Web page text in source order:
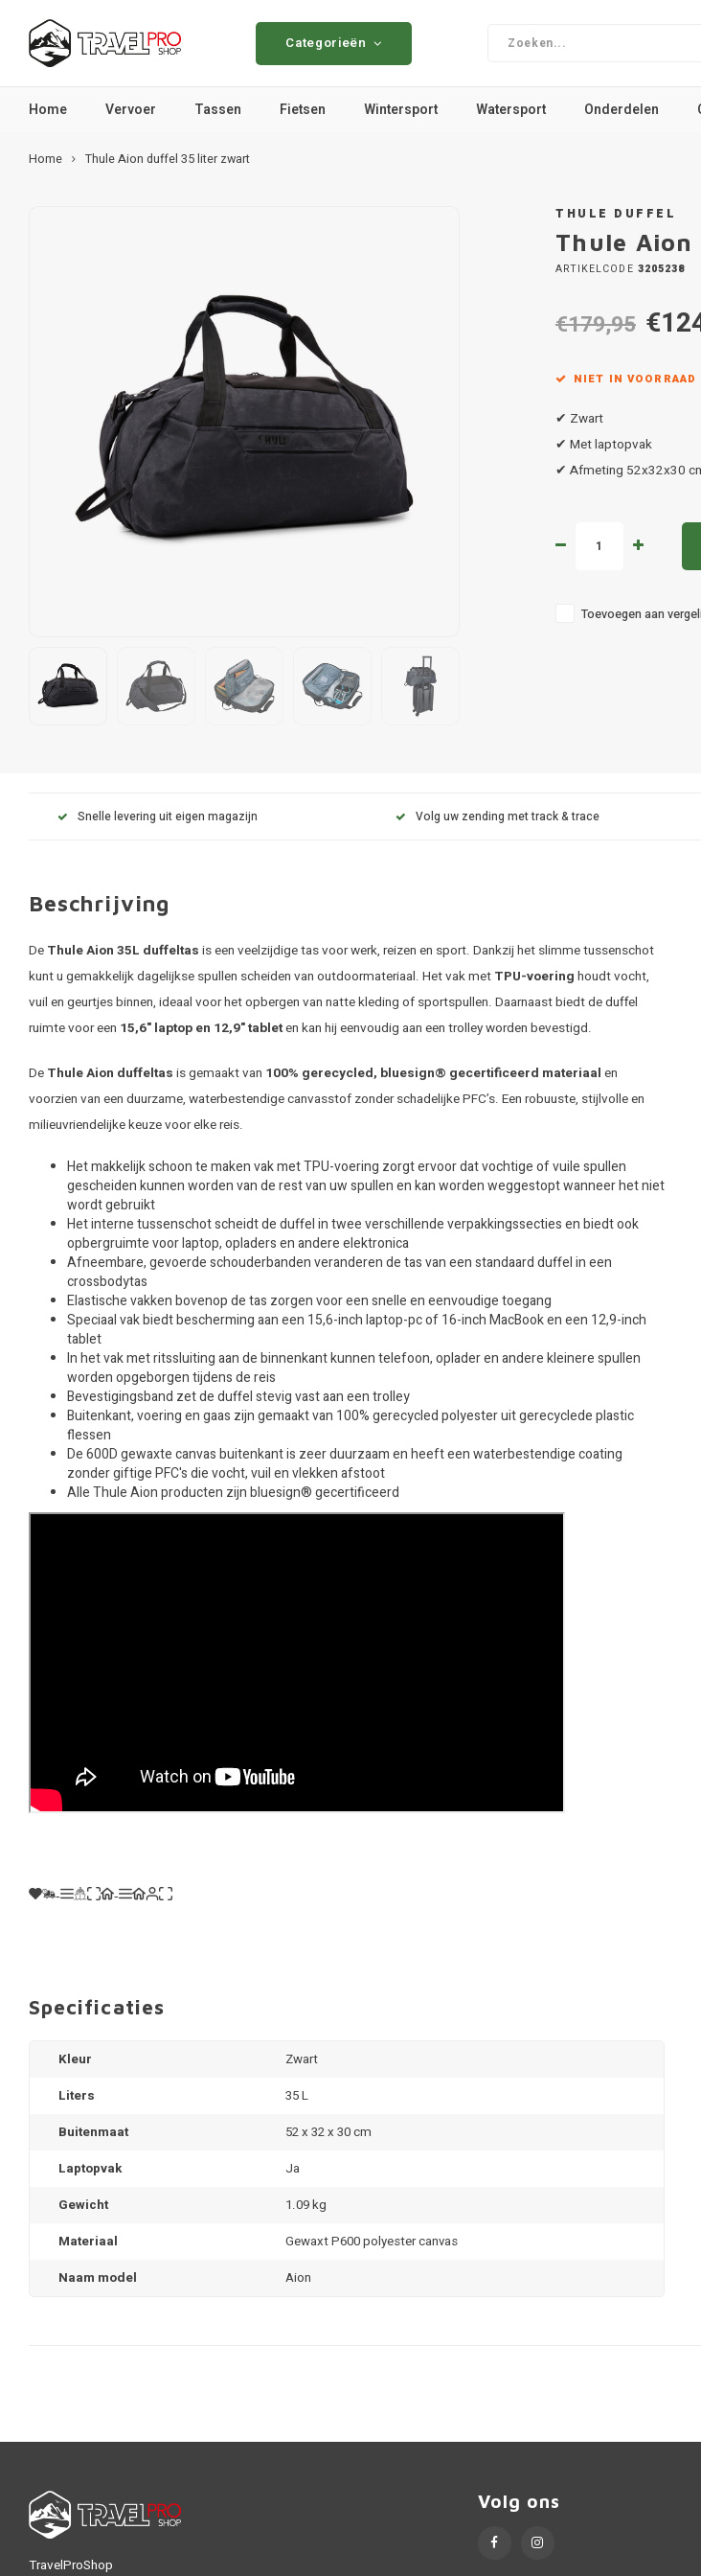
Categorieën
Home Vervoer Tassen Fietsen Wintersport Watersport Onderdelen
Home Thule Aion duffel 35 liter zwart
THULE DUFFEL
Thule
ARTIKELCODE 3205238
€179,95
NIET IN VOORRAAD
✔ Zwart
✔ Met laptopvak
✔ Afmeting 52x32x30
Toevoegen aan
Snelle levering uit eigen magazijn Volg uw zending met track & trace
Beschrijving
De Thule Aion 35L duffeltas is een veelzijdige tas voor werk, reizen en sport. Dankzij het slimme tussenschot
kunt u gemakkelijk dagelijkse spullen scheiden van outdoormateriaal. Het vak met TPU-voering houdt vocht,
vuil en geurtjes binnen, ideaal voor het opbergen van natte kleding of sportspullen. Daarnaast biedt de duffel
ruimte voor een 15,6" laptop en 12,9" tableten kan hij eenvoudig aan een trolley worden bevestigd.
De Thule Aion duffeltas is gemaakt van 100% gerecycled, bluesign® gecertificeerd materiaal en
voorzien van een duurzame, waterbestendige canvasstof zonder schadelijke PFC’s. Een robuuste, stijlvolle en
milieuvriendelijke keuze voor elke reis.
Het makkelijk schoon te maken vak met TPU-voering zorgt ervoor dat vochtige of vuile spullen
gescheiden kunnen worden van de rest van uw spullen en kan worden weggestopt wanneer het niet
wordt gebruikt
Het interne tussenschot scheidt de duffel in twee verschillende verpakkingssecties en biedt ook
opbergruimte voor laptop, opladers en andere elektronica
Afneembare, gevoerde schouderbanden veranderen de tas van een standaard duffel in een
crossbodytas
Elastische vakken bovenop de tas zorgen voor een snelle en eenvoudige toegang
Speciaal vak biedt bescherming aan een 15,6-inch laptop-pc of 16-inch MacBook en een 12,9-inch
tablet
In het vak met ritssluiting aan de binnenkant kunnen telefoon, oplader en andere kleinere spullen
worden opgeborgen tijdens de reis
Bevestigingsband zet de duffel stevig vast aan een trolley
Buitenkant, voering en gaas zijn gemaakt van 100% gerecycled polyester uit gerecyclede plastic
flessen
De 600D gewaxte canvas buitenkant is zeer duurzaam en heeft een waterbestendige coating
zonder giftige PFC's die vocht, vuil en vlekken afstoot
Alle Thule Aion producten zijn bluesign® gecertificeerd
Specificaties
Kleur
Zwart
Liters
35 L
Buitenmaat
52 x 32 x 30 cm
Laptopvak
Ja
Gewicht
1.09 kg
Materiaal
Gewaxt P600 polyester canvas
Naam model
Aion
TravelProShop
Volg ons